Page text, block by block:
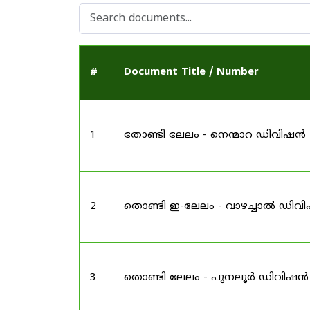
# Document Title / Number
1 തോണ്ടി ലേലം - നെന്മാറ ഡിവിഷൻ
2 തൊണ്ടി ഇ-ലേലം - വാഴച്ചാൽ
3 തൊണ്ടി ലേലം - പുനലൂർ ഡിവിഷൻ